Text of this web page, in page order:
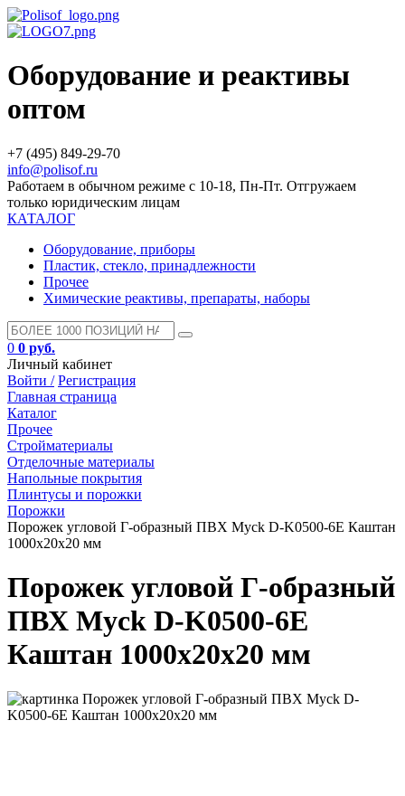
Оборудование и реактивы
оптом
+7 (495) 849-29-70
info@polisof.ru
Работаем в обычном режиме с 10-18, Пн-Пт. Отгружаем
только юридическим лицам
КАТАЛОГ
Оборудование, приборы
Пластик, стекло, принадлежности
Прочее
Химические реактивы, препараты, наборы
0 0 руб.
Личный кабинет
Войти / Регистрация
Главная страница
Каталог
Прочее
Стройматериалы
Отделочные материалы
Напольные покрытия
Плинтусы и порожки
Порожки
Порожек угловой Г-образный ПВХ Myck D-K0500-6Е Каштан
1000х20х20 мм
Порожек угловой Г-образный
ПВХ Myck D-K0500-6Е
Каштан 1000х20х20 мм